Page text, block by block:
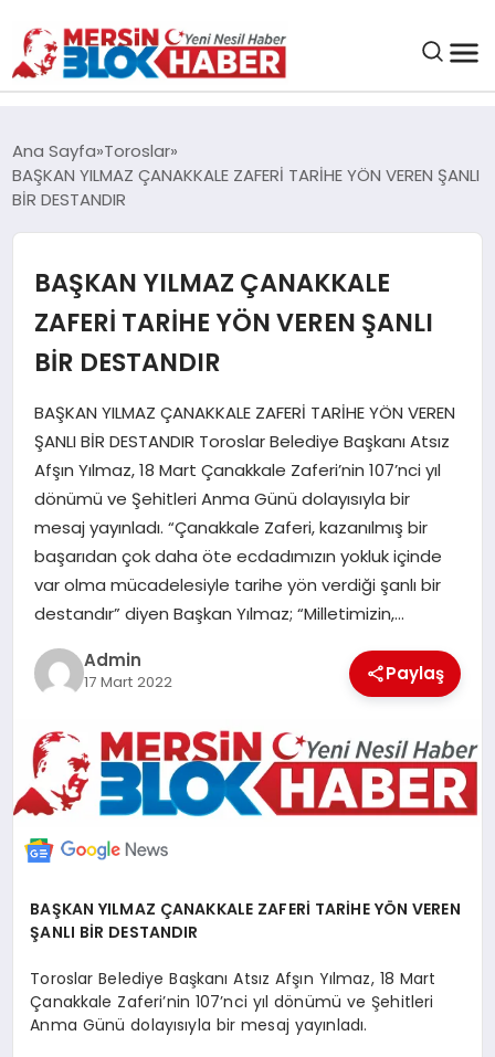
SAĞLIK
EĞITIM
SANAT
POLITIKA
YAŞAM
SPOR
KÜNYE
Ana Sayfa Toroslar
BAŞKAN YILMAZ ÇANAKKALE ZAFERİ TARİHE YÖN VEREN ŞANLI
BİR DESTANDIR
BAŞKAN YILMAZ ÇANAKKALE
ZAFERİ TARİHE YÖN VEREN ŞANLI
BİR DESTANDIR
BAŞKAN YILMAZ ÇANAKKALE ZAFERİ TARİHE YÖN VEREN
ŞANLI BİR DESTANDIR Toroslar Belediye Başkanı Atsız
Afşın Yılmaz, 18 Mart Çanakkale Zaferi’nin 107’nci yıl
dönümü ve Şehitleri Anma Günü dolayısıyla bir
mesaj yayınladı. “Çanakkale Zaferi, kazanılmış bir
başarıdan çok daha öte ecdadımızın yokluk içinde
var olma mücadelesiyle tarihe yön verdiği şanlı bir
destandır” diyen Başkan Yılmaz; “Milletimizin,…
Admin
17 Mart 2022 Paylaş
BAŞKAN YILMAZ ÇANAKKALE ZAFERİ TARİHE YÖN VEREN
ŞANLI BİR DESTANDIR
Toroslar Belediye Başkanı Atsız Afşın Yılmaz, 18 Mart
Çanakkale Zaferi’nin 107’nci yıl dönümü ve Şehitleri
Anma Günü dolayısıyla bir mesaj yayınladı.